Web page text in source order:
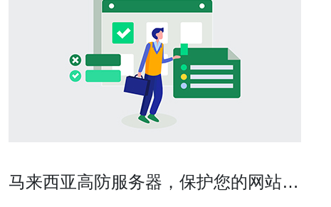
马来西亚高防服务器，保护您的网站安